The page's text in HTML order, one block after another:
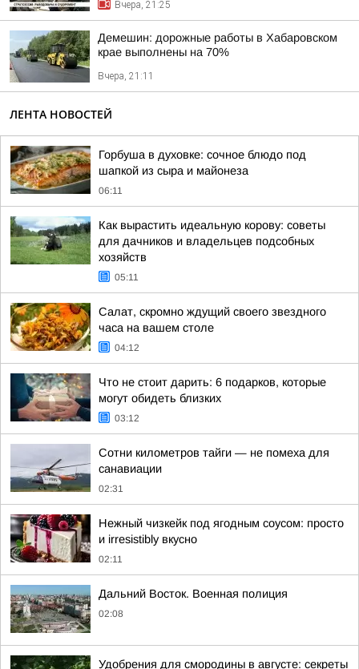
Вчера, 21:25
Демешин: дорожные работы в Хабаровском
крае выполнены на 70%
Вчера, 21:11
ЛЕНТА НОВОСТЕЙ
Горбуша в духовке: сочное блюдо под
шапкой из сыра и майонеза
06:11
Как вырастить идеальную корову: советы
для дачников и владельцев подсобных
хозяйств
05:11
Салат, скромно ждущий своего звездного
часа на вашем столе
04:12
Что не стоит дарить: 6 подарков, которые
могут обидеть близких
03:12
Сотни километров тайги — не помеха для
санавиации
02:31
Нежный чизкейк под ягодным соусом: просто
и irresistibly вкусно
02:11
Дальний Восток. Военная полиция
02:08
Удобрения для смородины в августе: секреты